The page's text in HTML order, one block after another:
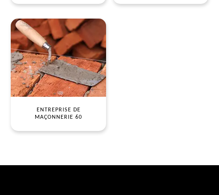
ENTREPRISE DE
MAÇONNERIE 60